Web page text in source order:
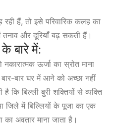
हैं, तो इसे परिवारिक कलह का
और दूरियाँ बढ़ सकती हैं।
के बारे में:
नकारात्मक ऊर्जा का स्रोत माना
बार घर में आने को अच्छा नहीं
कि बिल्ली बुरी शक्तियों से व्यक्ति
जिले में बिल्लियों के पूजा का एक
का अवतार माना जाता है।